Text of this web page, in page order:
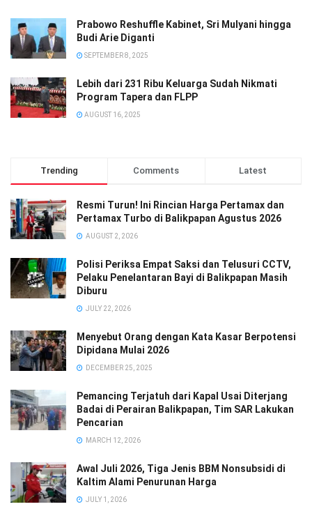
Prabowo Reshuffle Kabinet, Sri Mulyani hingga
Budi Arie Diganti
SEPTEMBER 8, 2025
Lebih dari 231 Ribu Keluarga Sudah Nikmati
Program Tapera dan FLPP
AUGUST 16, 2025
Trending Comments Latest
Resmi Turun! Ini Rincian Harga Pertamax dan
Pertamax Turbo di Balikpapan Agustus 2026
AUGUST 2, 2026
Polisi Periksa Empat Saksi dan Telusuri CCTV,
Pelaku Penelantaran Bayi di Balikpapan Masih
Diburu
JULY 22, 2026
Menyebut Orang dengan Kata Kasar Berpotensi
Dipidana Mulai 2026
DECEMBER 25, 2025
Pemancing Terjatuh dari Kapal Usai Diterjang
Badai di Perairan Balikpapan, Tim SAR Lakukan
Pencarian
MARCH 12, 2026
Awal Juli 2026, Tiga Jenis BBM Nonsubsidi di
Kaltim Alami Penurunan Harga
JULY 1, 2026